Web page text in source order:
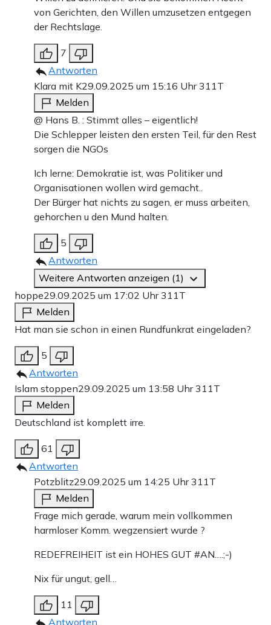
von Gerichten, den Willen umzusetzen entgegen
der Rechtslage.
7
Antworten
Klara mit K29.09.2025 um 15:16 Uhr311T
Melden
@ Hans B. : Stimmt alles – eigentlich!
Die Schlepper leisten den ersten Teil, für den Rest
sorgen die NGOs
Ich lerne: Demokratie ist, was Politiker und
Organisationen wollen wird gemacht..
Der Bürger hat nichts zu sagen, er muss arbeiten,
gehorchen u den Mund halten.
5
Antworten
Weitere Antworten anzeigen (1)
hoppe29.09.2025 um 17:02 Uhr311T
Melden
Hat man sie schon in einen Rundfunkrat eingeladen?
5
Antworten
Islam stoppen29.09.2025 um 13:58 Uhr311T
Melden
Deutschland ist komplett irre.
61
Antworten
Potzblitz29.09.2025 um 14:25 Uhr311T
Melden
Frage mich gerade, warum mein vollkommen
harmloser Komm. wegzensiert wurde ?
REDEFREIHEIT ist ein HOHES GUT #AN….;-)
Nix für ungut, gell…
11
Antworten